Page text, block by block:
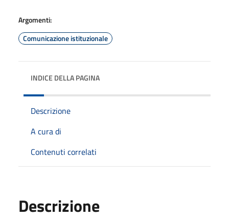
Argomenti:
Comunicazione istituzionale
INDICE DELLA PAGINA
Descrizione
A cura di
Contenuti correlati
Descrizione